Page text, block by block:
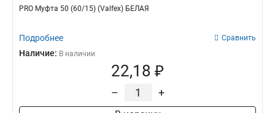
PRO Муфта 50 (60/15) (Valfex) БЕЛАЯ
Подробнее Сравнить
Наличие: В наличии
22,18 ₽
– +